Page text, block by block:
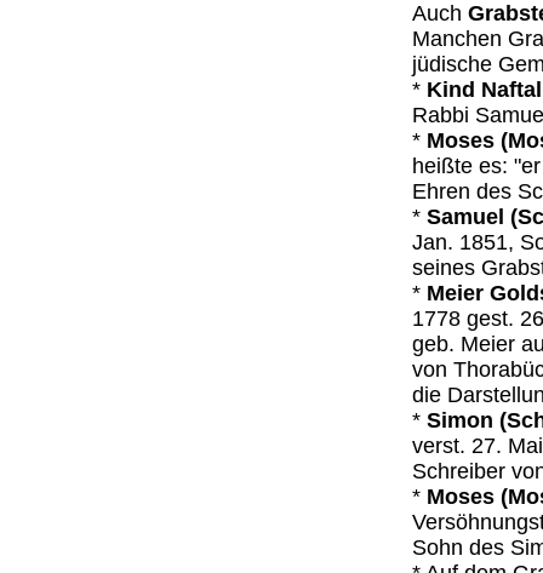
Auch
Manchen
jüdische
* Kind
Rabbi
* Moses
heißte es:
Ehren des
* Samuel
Jan. 1851,
seines
* Meier
1778 gest.
geb. Meier
von
die
* Simon
verst. 27.
Schreiber
* Moses
Sohn des